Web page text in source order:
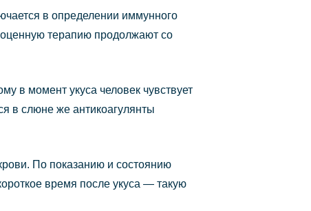
в определении иммунного
терапию продолжают со
в момент укуса человек чувствует
в слюне же антикоагулянты
По показанию и состоянию
время после укуса — такую